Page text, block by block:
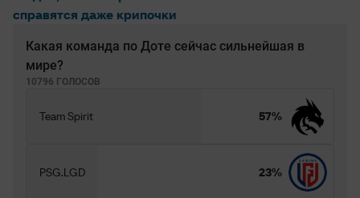
справятся даже крипочки
Какая команда по Доте сейчас сильнейшая в
мире?
10796 ГОЛОСОВ
Team Spirit 57%
PSG.LGD 23%